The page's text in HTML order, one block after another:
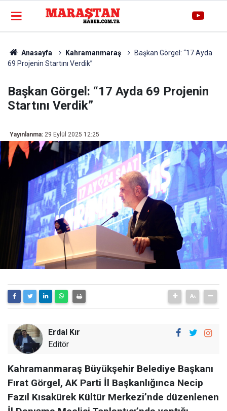
Anasayfa Kahramanmaraş
Başkan Görgel: “17 Ayda
69 Projenin Startını Verdik”
Başkan Görgel: “17 Ayda 69 Projenin
Startını Verdik”
Yayınlanma: 29 Eylül 2025 12:25
Erdal Kır
Editör
Kahramanmaraş Büyükşehir Belediye Başkanı
Fırat Görgel, AK Parti İl Başkanlığınca Necip
Fazıl Kısakürek Kültür Merkezi’nde düzenlenen